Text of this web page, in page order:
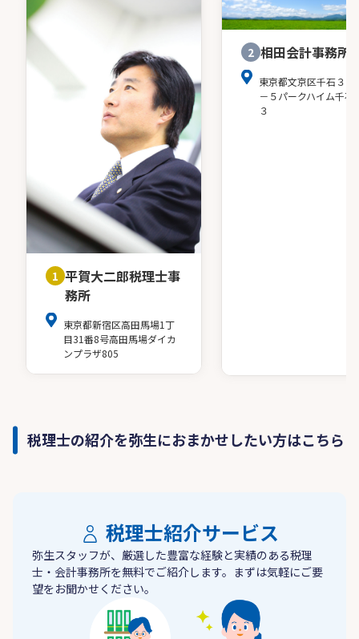
1 平賀大二郎税理士事
務所
東京都新宿区高田馬場1丁
目31番8号高田馬場ダイカ
ンプラザ805
2 相田会計事務所
東京都文京区千石３－
－５パークハイム千石
３
税理士の紹介を弥生におまかせしたい方はこちら
税理士紹介サービス
弥生スタッフが、厳選した豊富な経験と実績のある税理
士・会計事務所を無料でご紹介します。まずは気軽にご要
望をお聞かせください。